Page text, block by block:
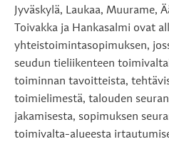
Jyväskylä, Laukaa, Muurame,
Toivakka ja Hankasalmi ovat
yhteistoimintasopimuksen,
seudun tieliikenteen
toiminnan tavoitteista,
toimielimestä, talouden
jakamisesta, sopimuksen
toimivalta-alueesta